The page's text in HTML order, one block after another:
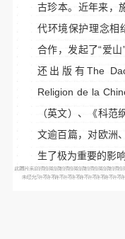
古珍本。近年来，
代环境保护理念相
合作，发起了“爱
还出版有The
Religion de la
（英文）、《科
文逾百篇，对欧洲
生了极为重要的影响